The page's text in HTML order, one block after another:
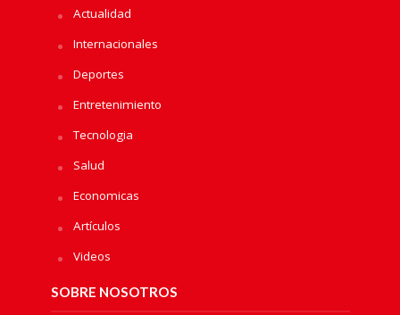
Actualidad
Internacionales
Deportes
Entretenimiento
Tecnologia
Salud
Economicas
Artículos
Videos
SOBRE NOSOTROS